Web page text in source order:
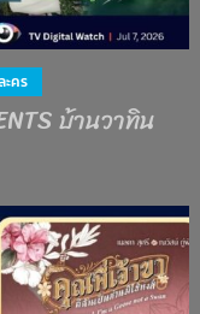
ะคร
บ้านวาทิน